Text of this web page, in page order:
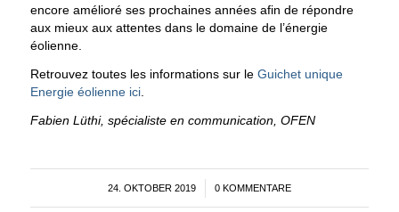
encore amélioré ses prochaines années afin de répondre
aux mieux aux attentes dans le domaine de l’énergie
éolienne.
Retrouvez toutes les informations sur le Guichet unique
Energie éolienne ici.
Fabien Lüthi, spécialiste en communication, OFEN
24. OKTOBER 2019
/ 0 KOMMENTARE